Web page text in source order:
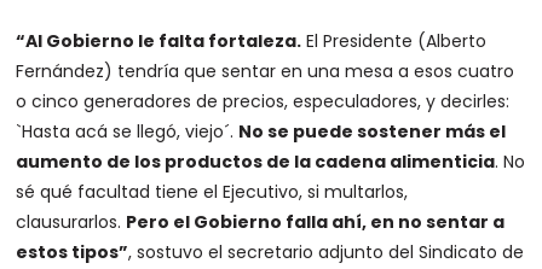
“Al Gobierno le falta fortaleza. El Presidente (Alberto
Fernández) tendría que sentar en una mesa a esos cuatro
o cinco generadores de precios, especuladores, y decirles:
`Hasta acá se llegó, viejo´. No se puede sostener más el
aumento de los productos de la cadena alimenticia. No
sé qué facultad tiene el Ejecutivo, si multarlos,
clausurarlos. Pero el Gobierno falla ahí, en no sentar a
estos tipos”, sostuvo el secretario adjunto del Sindicato de